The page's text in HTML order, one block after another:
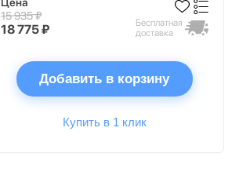
15 935 ₽
18 775 ₽
Бесплатная
доставка
Добавить в корзину
Купить в 1 клик